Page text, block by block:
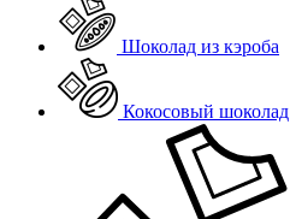
Шоколад из кэроба
Кокосовый шоколад